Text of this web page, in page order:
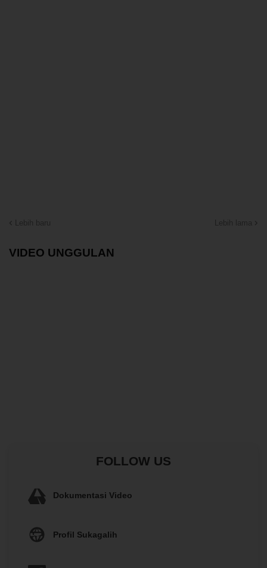
VIDEO UNGGULAN
FOLLOW US
Dokumentasi Video
Profil Sukagalih